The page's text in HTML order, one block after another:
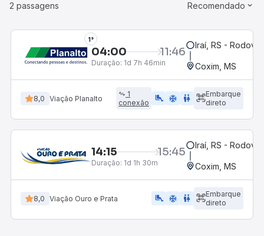
2 passagens Recomendado
1°
04:00 11:46
Duração: 1d 7h 46min
Iraí, RS -
Coxim, MS
8,0 Viação Planalto
1
conexão
airline_seat_legroom_extra ac_unit WC
Embarque
direto
14:15 15:45
Duração: 1d 1h 30m
Iraí, RS -
Coxim, MS
8,0 Viação Ouro e Prata airline_seat_legroom_extra ac_unit WC
Embarque
direto